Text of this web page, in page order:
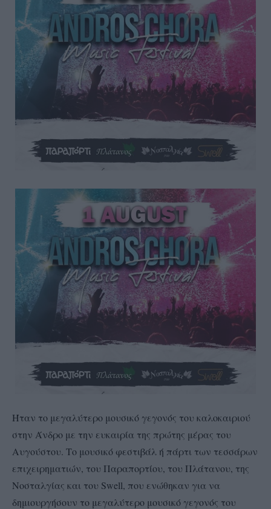
Ήταν το μεγαλύτερο μουσικό γεγονός του καλοκαιριού
στην Άνδρο με την ευκαιρία της πρώτης μέρας του
Αυγούστου. Το μουσικό φεστιβάλ ή πάρτι των τεσσάρων
επιχειρηματιών, του Παραπορτίου, του Πλάτανου, της
Νοσταλγίας και του Swell, που ενώθηκαν για να
δημιουργήσουν το μεγαλύτερο μουσικό γεγονός του